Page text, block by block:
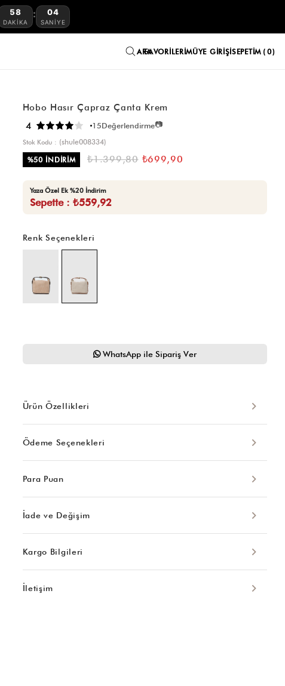
58
DAKIKA
: 03
SANIYE
FAVORILERIMÜYE GIRIŞISEPETIM 0
Hobo Hasır Çapraz Çanta Krem
4 15Değerlendirme📷
Stok Kodu
(shule008334)
%50İNDIRIM ₺1.399,80 ₺699,90
Yaza Özel Ek %20 İndirim
Sepette : ₺559,92
Renk Seçenekleri
WhatsApp ile Sipariş Ver
Ürün Özellikleri
Ödeme Seçenekleri
Para Puan
İade ve Değişim
Kargo Bilgileri
İletişim